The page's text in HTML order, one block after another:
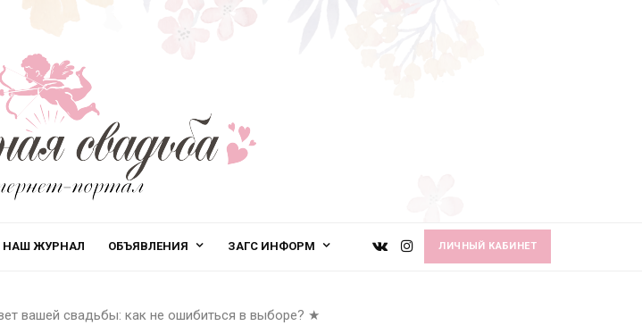
НАШ ЖУРНАЛ ОБЪЯВЛЕНИЯ ЗАГС ИНФОРМ ЛИЧНЫЙ КАБИНЕТ
вашей свадьбы: как не ошибиться в выборе? ★